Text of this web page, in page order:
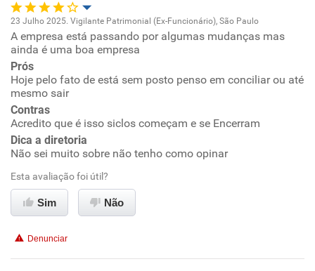
Oportunidade de promoção
Ambiente de trabalho
Conciliação com a vida familiar
Benefícios
Recomenda esta empresa
Recomenda a diretoria
23 Julho 2025. Vigilante Patrimonial (Ex-Funcionário), São Paulo
A empresa está passando por algumas mudanças mas
ainda é uma boa empresa
Prós
Hoje pelo fato de está sem posto penso em conciliar ou até
mesmo sair
Contras
Acredito que é isso siclos começam e se Encerram
Dica a diretoria
Não sei muito sobre não tenho como opinar
Esta avaliação foi útil?
Sim Não
Denunciar